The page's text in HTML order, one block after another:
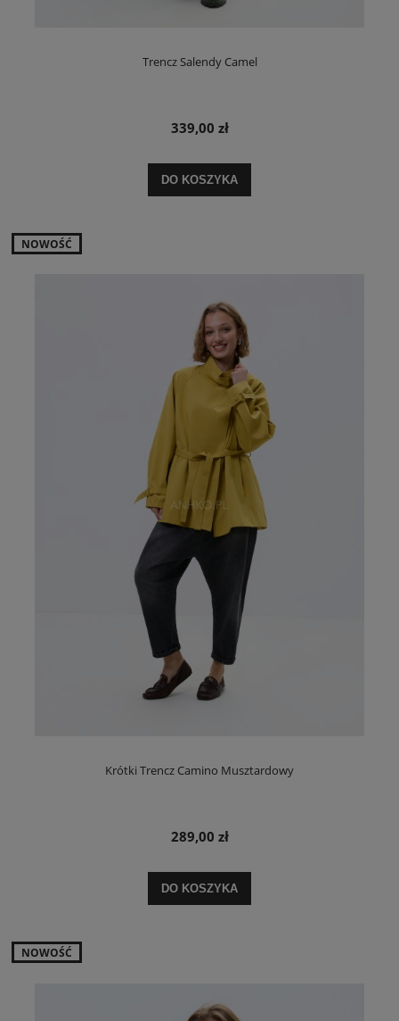
Trencz Salendy Camel
339,00 zł
DO KOSZYKA
Krótki Trencz Camino Musztardowy
289,00 zł
DO KOSZYKA
NOWOŚĆ
NOWOŚĆ